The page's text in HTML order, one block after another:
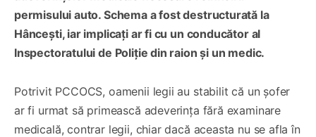
permisului auto. Schema a fost destructurată la
Hâncești, iar implicați ar fi cu un conducător al
Inspectoratului de Poliție din raion și un medic.
Potrivit PCCOCS, oamenii legii au stabilit că un șofer
ar fi urmat să primească adeverința fără examinare
medicală, contrar legii, chiar dacă aceasta nu se afla în